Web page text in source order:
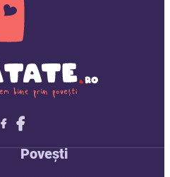
Follow me on X
Follow me on LinkedIn
Follow me on X
Povești